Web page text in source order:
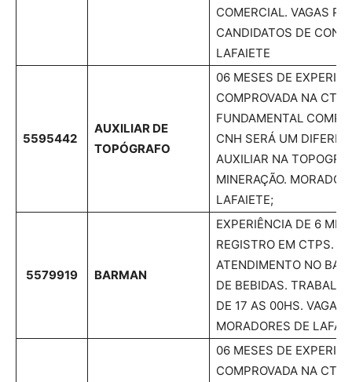
COMERCIAL. VAGAS
CANDIDATOS DE
LAFAIETE
5595442
AUXILIAR DE
TOPÓGRAFO
06 MESES DE
COMPROVADA NA
FUNDAMENTAL
CNH SERÁ UM
AUXILIAR NA
MINERAÇÃO.
LAFAIETE;
5579919 BARMAN
EXPERIÊNCIA DE 6
REGISTRO EM CTPS.
ATENDIMENTO NO BAR
DE BEBIDAS.
DE 17 AS 00HS. VAGA
MORADORES DE
06 MESES DE
COMPROVADA NA